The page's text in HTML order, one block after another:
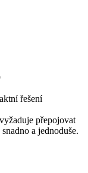
řešení
přepojovat
a jednoduše.